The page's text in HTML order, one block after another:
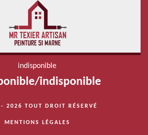
indisponible
/indisponible
2026 TOUT DROIT RÉSERVÉ
MENTIONS LÉGALES